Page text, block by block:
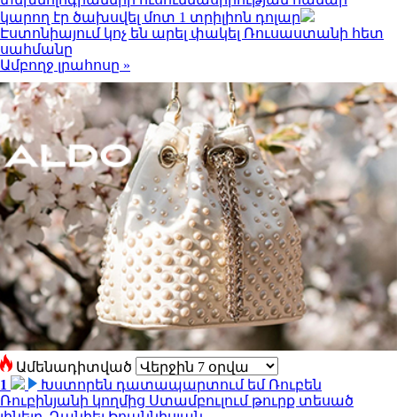
կարող էր ծախսվել մոտ 1 տրիլիոն դոլար
Էստոնիայում կոչ են արել փակել Ռուսաստանի հետ
սահմանը
Ամբողջ լրահոսը »
Ամենադիտված
1
Խստորեն դատապարտում եմ Ռուբեն
Ռուբինյանի կողմից Ստամբուլում թուրք տեսած